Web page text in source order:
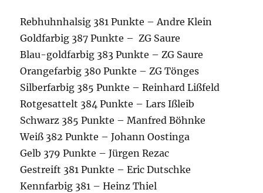
Rebhuhnhalsig 381 Punkte – Andre Klein
Goldfarbig 387 Punkte – ZG Saure
Blau-goldfarbig 383 Punkte – ZG Saure
Orangefarbig 380 Punkte – ZG Tönges
Silberfarbig 385 Punkte – Reinhard Lißfeld
Rotgesattelt 384 Punkte – Lars Ißleib
Schwarz 385 Punkte – Manfred Böhnke
Weiß 382 Punkte – Johann Oostinga
Gelb 379 Punkte – Jürgen Rezac
Gestreift 381 Punkte – Eric Dutschke
Kennfarbig 381 – Heinz Thiel